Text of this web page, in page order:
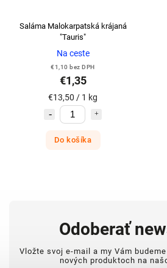
Saláma Malokarpatská krájaná
"Tauris"
Na ceste
€1,10 bez DPH
€1,35
€13,50 / 1 kg
Do košíka
Odoberať
Vložte svoj e-mail a my Vám
nových produktoch na